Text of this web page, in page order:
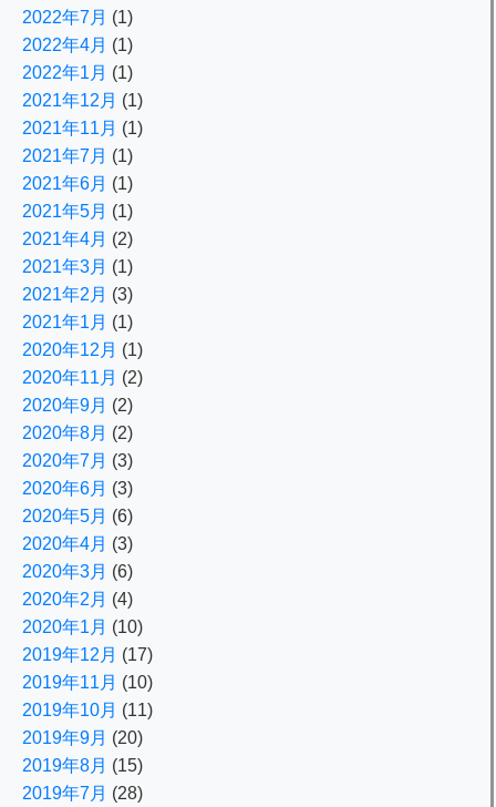
2022年7月 (1)
2022年4月 (1)
2022年1月 (1)
2021年12月 (1)
2021年11月 (1)
2021年7月 (1)
2021年6月 (1)
2021年5月 (1)
2021年4月 (2)
2021年3月 (1)
2021年2月 (3)
2021年1月 (1)
2020年12月 (1)
2020年11月 (2)
2020年9月 (2)
2020年8月 (2)
2020年7月 (3)
2020年6月 (3)
2020年5月 (6)
2020年4月 (3)
2020年3月 (6)
2020年2月 (4)
2020年1月 (10)
2019年12月 (17)
2019年11月 (10)
2019年10月 (11)
2019年9月 (20)
2019年8月 (15)
2019年7月 (28)